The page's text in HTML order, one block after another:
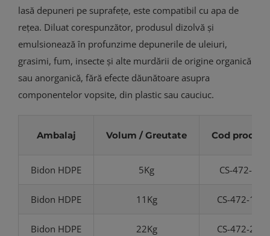
lasă depuneri pe suprafețe, este compatibil cu apa de
rețea. Diluat corespunzător, produsul dizolvă și
emulsionează în profunzime depunerile de uleiuri,
grasimi, fum, insecte și alte murdării de origine organică
sau anorganică, fără efecte dăunătoare asupra
componentelor vopsite, din plastic sau cauciuc.
Ambalaj Volum / Greutate Cod produs
Bidon HDPE 5Kg CS-472-5
Bidon HDPE 11Kg CS-472-11
Bidon HDPE 22Kg CS-472-22